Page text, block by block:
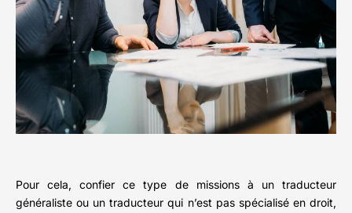
Pour cela, confier ce type de missions à un traducteur
généraliste ou un traducteur qui n’est pas spécialisé en droit,